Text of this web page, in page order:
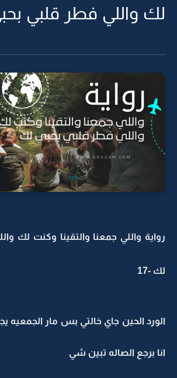
لك واللي فطر قلبي
رواية واللي جمعنا والتقينا وكنت لك
لك -17
الورد الحين جاي خالتي بس مار الجمعيه
انا برجع الصاله تبين شي